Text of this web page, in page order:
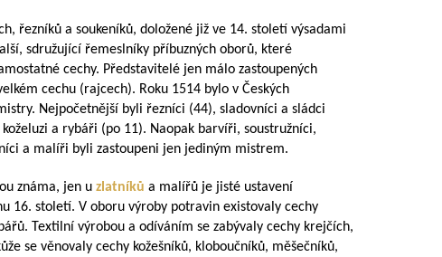
řezníků a soukeníků, doložené již ve 14. století výsadami
sdružující řemeslníky příbuzných oborů, které
cechy. Představitelé jen málo zastoupených
cechu (rajcech). Roku 1514 bylo v Českých
Nejpočetnější byli řezníci (44), sladovníci a sládci
a rybáři (po 11). Naopak barvíři, soustružníci,
a malíři byli zastoupeni jen jediným mistrem.
známa, jen u zlatníků a malířů je jisté ustavení
16. století. V oboru výroby potravin existovaly cechy
Textilní výrobou a odíváním se zabývaly cechy krejčích,
se věnovaly cechy kožešníků, kloboučníků, měšečníků,